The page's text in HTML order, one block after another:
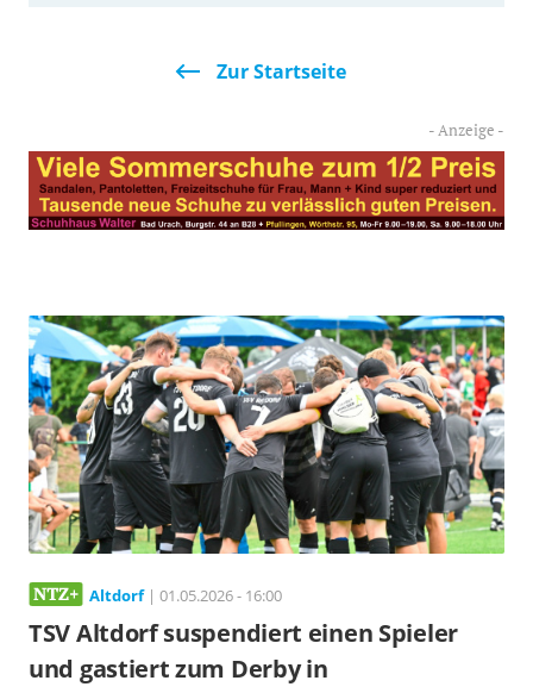
Zur Startseite
Altdorf| 01.05.2026 - 16:00
TSV Altdorf suspendiert einen Spieler
und gastiert zum Derby in